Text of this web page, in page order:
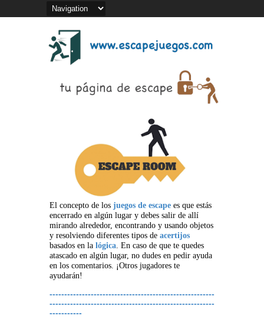
El concepto de los juegos de escape es que estás
encerrado en algún lugar y debes salir de allí
mirando alrededor, encontrando y usando objetos
y resolviendo diferentes tipos de acertijos
basados en la lógica. En caso de que te quedes
atascado en algún lugar, no dudes en pedir ayuda
en los comentarios. ¡Otros jugadores te
ayudarán!
--------------------------------------------------------
--------------------------------------------------------
-----------